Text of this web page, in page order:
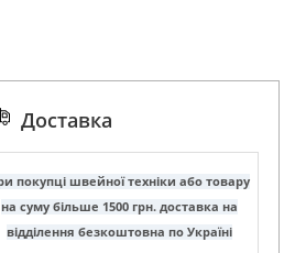
Доставка
покупці швейної техніки або товару
на суму більше 1500 грн. доставка на
відділення безкоштовна по Україні